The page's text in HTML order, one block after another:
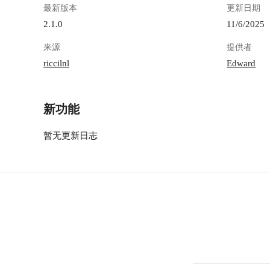
最新版本
2.1.0
更新日期
11/6/2025
来源
riccilnl
提供者
Edward
新功能
暂无更新日志